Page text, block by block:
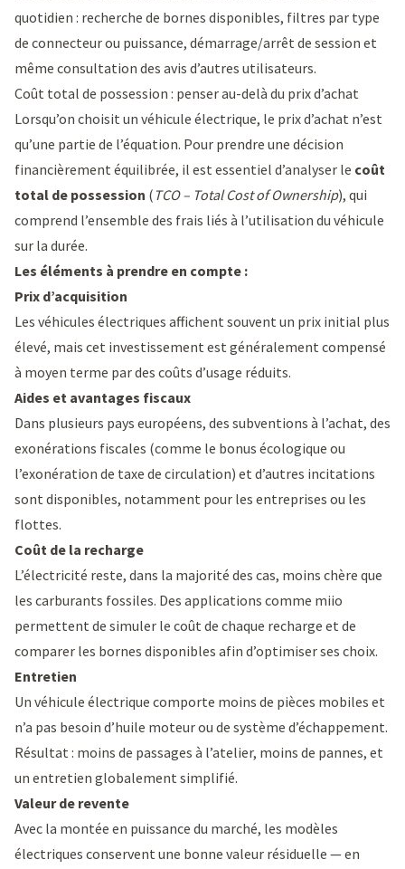
quotidien : recherche de bornes disponibles, filtres par type
de connecteur ou puissance, démarrage/arrêt de session et
même consultation des avis d’autres utilisateurs.
Coût total de possession : penser au-delà du prix d’achat
Lorsqu’on choisit un véhicule électrique, le prix d’achat n’est
qu’une partie de l’équation. Pour prendre une décision
financièrement équilibrée, il est essentiel d’analyser le coût
total de possession ( TCO – Total Cost of Ownership), qui
comprend l’ensemble des frais liés à l’utilisation du véhicule
sur la durée.
Les éléments à prendre en compte :
Prix d’acquisition
Les véhicules électriques affichent souvent un prix initial plus
élevé, mais cet investissement est généralement compensé
à moyen terme par des coûts d’usage réduits.
Aides et avantages fiscaux
Dans plusieurs pays européens, des subventions à l’achat, des
exonérations fiscales (comme le bonus écologique ou
l’exonération de taxe de circulation) et d’autres incitations
sont disponibles, notamment pour les entreprises ou les
flottes.
Coût de la recharge
L’électricité reste, dans la majorité des cas, moins chère que
les carburants fossiles. Des applications comme miio
permettent de simuler le coût de chaque recharge et de
comparer les bornes disponibles afin d’optimiser ses choix.
Entretien
Un véhicule électrique comporte moins de pièces mobiles et
n’a pas besoin d’huile moteur ou de système d’échappement.
Résultat : moins de passages à l’atelier, moins de pannes, et
un entretien globalement simplifié.
Valeur de revente
Avec la montée en puissance du marché, les modèles
électriques conservent une bonne valeur résiduelle — en